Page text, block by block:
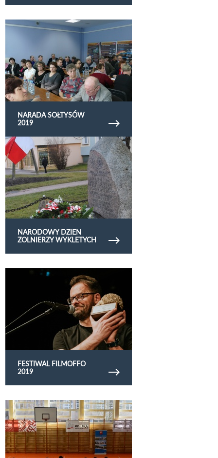
NARADA SOŁTYSÓW
2019
Obejrzyj galerię zdjęć Narada sołtysów 2019
NARODOWY DZIEN
ZOLNIERZY WYKLETYCH
Obejrzyj galerię zdjęć narodowy dzien zolnierzy
wykletych
FESTIWAL FILMOFFO
2019
Obejrzyj galerię zdjęć Festiwal Filmoffo 2019
Obejrzyj galerię zdjęć 2019.02.21-24 - 1/4
Mistrzostw Polski Juniorów